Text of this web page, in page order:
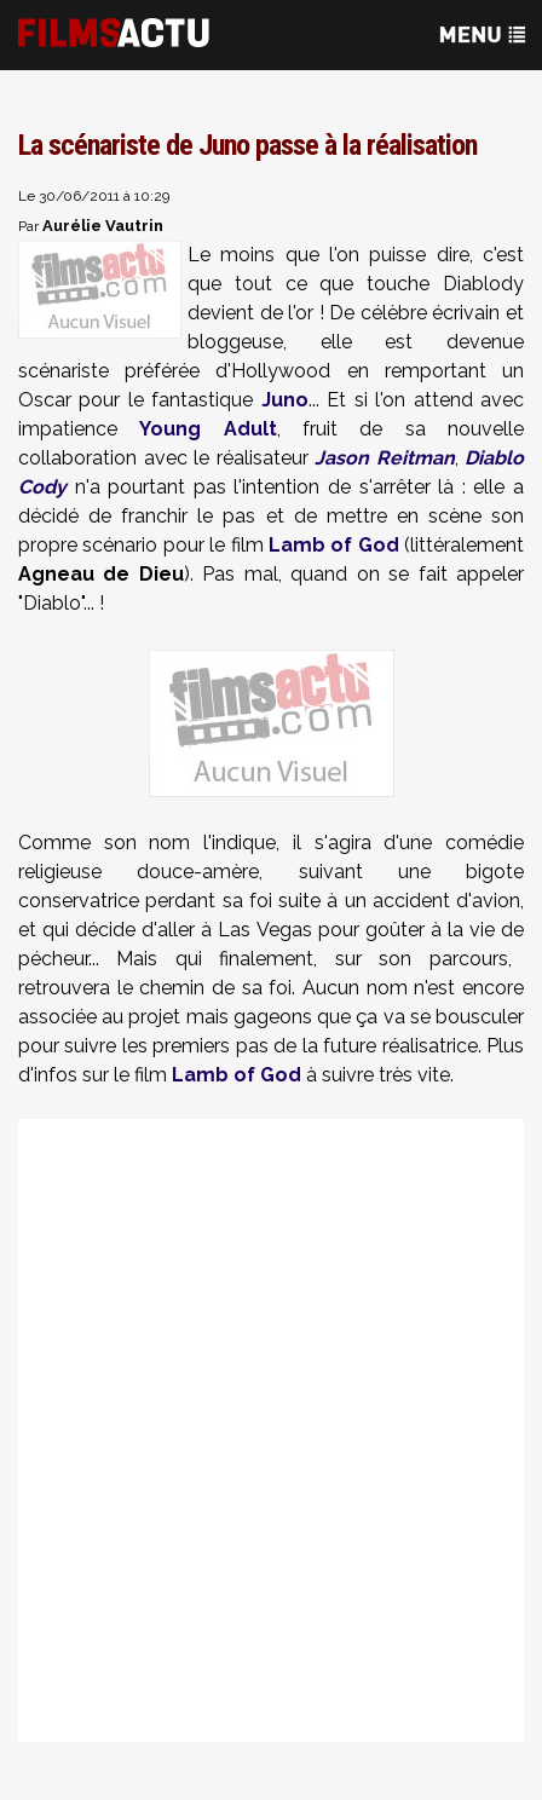
La scénariste de Juno passe à la réalisation
Le 30/06/2011 à 10:29
ParAurélie Vautrin
Le moins que l'on puisse dire, c'est
que tout ce que touche Diablody
devient de l'or ! De célèbre écrivain et
bloggeuse, elle est devenue
scénariste préférée d'Hollywood en remportant un
Oscar pour le fantastique Juno... Et si l'on attend avec
impatienceYoung Adult, fruit de sa nouvelle
collaboration avec le réalisateur Jason Reitman, Diablo
Codyn'a pourtant pas l'intention de s'arrêter là : elle a
décidé de franchir le pas et de mettre en scène son
propre scénario pour le film Lamb of God (littéralement
Agneau de Dieu). Pas mal, quand on se fait appeler
"Diablo"... !
Comme son nom l'indique, il s'agira d'une comédie
religieuse douce-amère, suivant une bigote
conservatrice perdant sa foi suite à un accident d'avion,
etqui décide d'aller à Las Vegas pour goûter à la vie de
pécheur... Mais qui finalement, sur son parcours,
retrouvera le chemin de sa foi. Aucun nom n'est encore
associée au projet mais gageons que ça va se bousculer
pour suivre les premiers pas de la future réalisatrice. Plus
d'infos sur le film Lamb of God à suivre très vite.